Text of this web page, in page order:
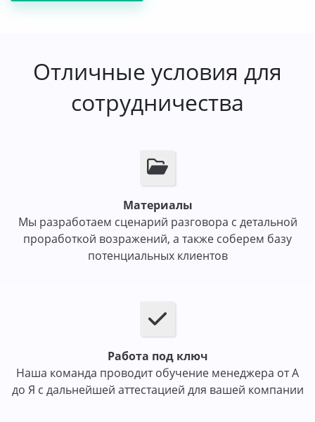
Отличные условия для
сотрудничества
Материалы
Мы разработаем сценарий разговора с детальной
проработкой возражений, а также соберем базу
потенциальных клиентов
Работа под ключ
Наша команда проводит обучение менеджера от А
до Я с дальнейшей аттестацией для вашей компании